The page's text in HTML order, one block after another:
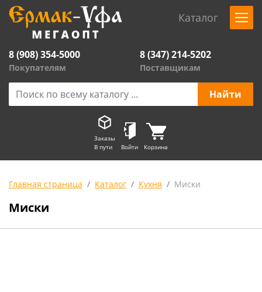
Каталог
8 (908) 354-5000
Покупателям
8 (347) 214-5202
Поставщикам
Заказы
В пути
Войти Корзина
Главная страница Каталог Кухня Миски
Миски